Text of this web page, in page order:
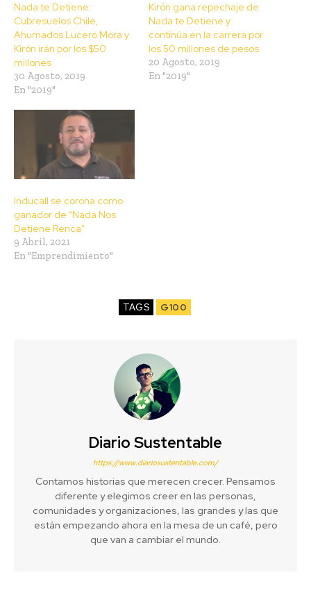
Nada te Detiene:
Cubresuelos Chile,
Ahumados Lucero Mora y
Kirón irán por los $50
millones
30 Agosto, 2019
En "2019"
Kirón gana repechaje de
Nada te Detiene y
continúa en la carrera por
los 50 millones de pesos
20 Agosto, 2019
En "2019"
Inducall se corona como
ganador de “Nada Nos
Detiene Renca”
9 Abril, 2021
En "Emprendimiento"
TAGS G100
Diario Sustentable
https://www.diariosustentable.com/
Contamos historias que merecen crecer. Pensamos
diferente y elegimos creer en las personas,
comunidades y organizaciones, las grandes y las que
están empezando ahora en la mesa de un café, pero
que van a cambiar el mundo.